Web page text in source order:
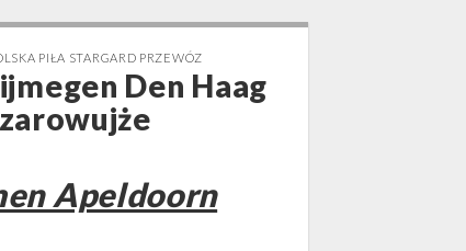
PIŁA STARGARD PRZEWÓZ
Den Haag
Apeldoorn